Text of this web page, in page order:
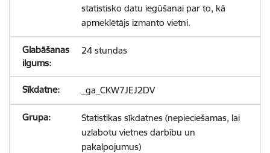
statistisko datu iegūšanai par to, kā
apmeklētājs izmanto vietni.
24 stundas
_ga_CKW7JEJ2DV
Statistikas sīkdatnes (nepieciešamas, lai
uzlabotu vietnes darbību un
pakalpojumus)